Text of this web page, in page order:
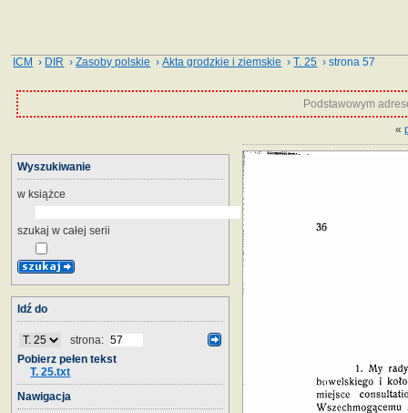
ICM › DIR ›Zasoby polskie ›Akta grodzkie i ziemskie ›T. 25 › strona 57
Podstawowym
«
Wyszukiwanie
w książce
szukaj w całej serii
Idź do
strona:
Pobierz pełen tekst
T. 25.txt
Nawigacja